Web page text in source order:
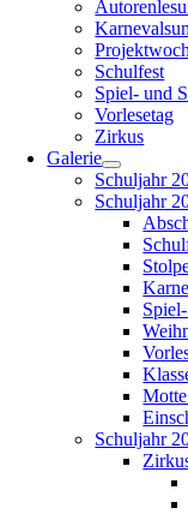
Schulfest
Spiel- und
Vorlesetag
Zirkus
Galerie
Schuljahr
Schuljahr
Schuljahr